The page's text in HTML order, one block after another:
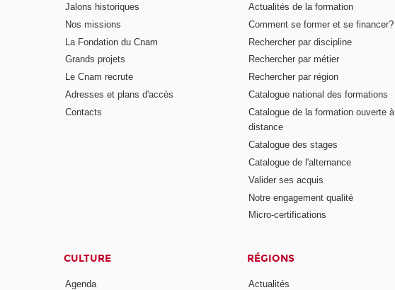
Jalons historiques
Nos missions
La Fondation du Cnam
Grands projets
Le Cnam recrute
Adresses et plans d'accès
Contacts
Actualités de la formation
Comment se former et se financer?
Rechercher par discipline
Rechercher par métier
Rechercher par région
Catalogue national des formations
Catalogue de la formation ouverte à
distance
Catalogue des stages
Catalogue de l'alternance
Valider ses acquis
Notre engagement qualité
Micro-certifications
CULTURE
Agenda
RÉGIONS
Actualités